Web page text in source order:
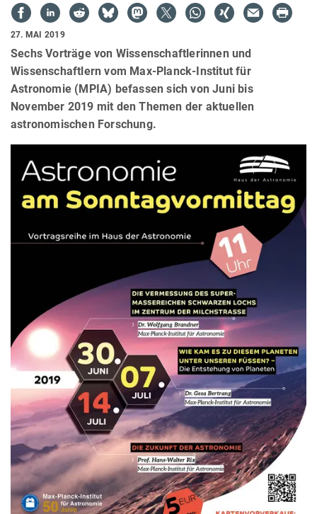
27. MAI 2019
Sechs Vorträge von Wissenschaftlerinnen und
Wissenschaftlern vom Max-Planck-Institut für
Astronomie (MPIA) befassen sich von Juni bis
November 2019 mit den Themen der aktuellen
astronomischen Forschung.